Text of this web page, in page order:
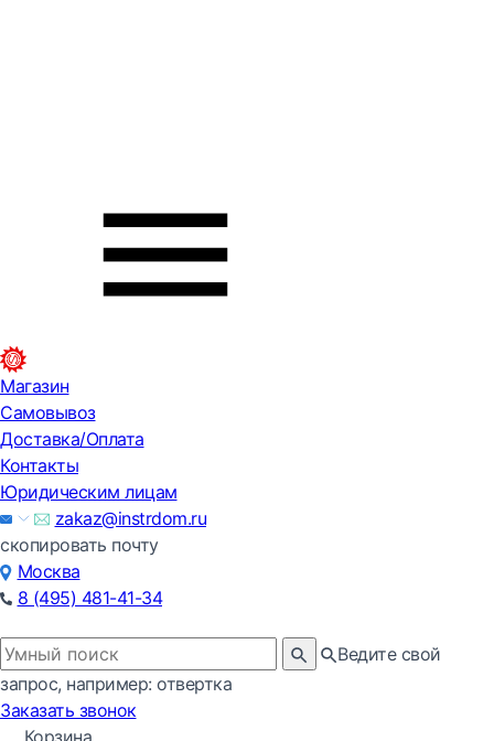
Магазин
Самовывоз
Доставка/Оплата
Контакты
Юридическим лицам
zakaz@instrdom.ru
скопировать почту
Москва
8 (495) 481-41-34
Ведите свой
запрос, например: отвертка
Заказать звонок
Корзина